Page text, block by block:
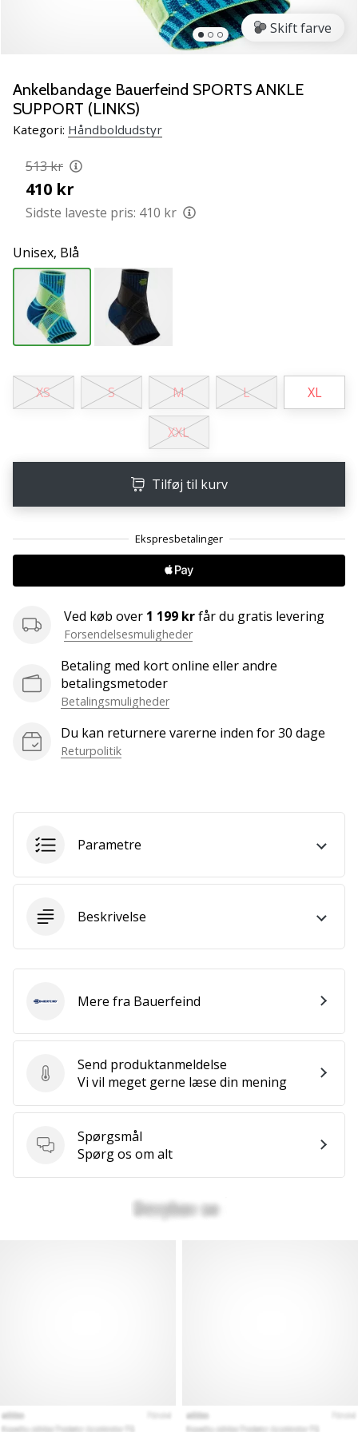
de
nye
PUMA
Accelerate
SQD
håndboldsko
Oplev
tekniske
opdateringer
og
find
af,
om
•
Bliv
Handball
ambassadør
Har
samme
os?
Så
løbe
artikler
Skift farve
Ankelbandage Bauerfeind SPORTS ANKLE
SUPPORT (LINKS)
Kategori: Håndboldudstyr
513 kr
410 kr
Sidste laveste pris: 410 kr
Unisex, Blå
XS S M L XL
XXL
Tilføj til kurv
Ved køb over 1 199 krfår du gratis levering
Forsendelsesmuligheder
Betaling med kort online eller andre
betalingsmetoder
Betalingsmuligheder
Du kan returnere varerne inden for 30 dage
Returpolitik
Parametre
Beskrivelse
Send produktanmeldelse
Send produktanmeldelse
Vi vil meget gerne læse din mening
Spørgsmål
Spørgsmål
Spørg os om alt
BauerfeindMere fra Bauerfeind